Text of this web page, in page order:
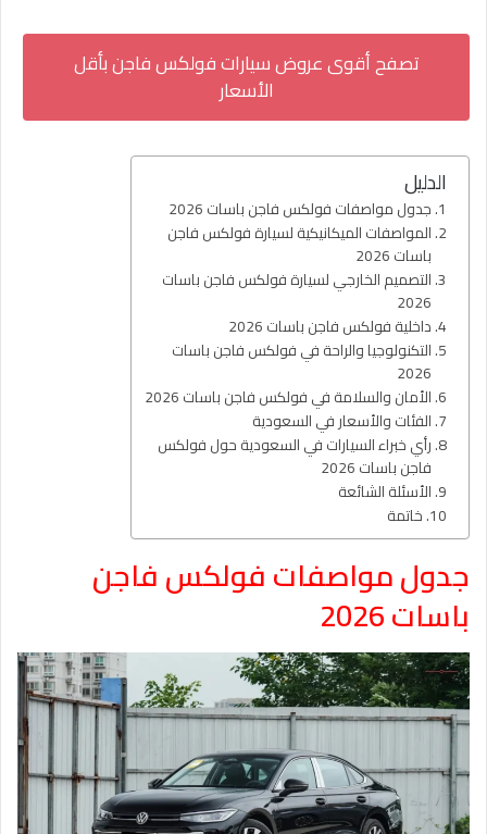
تصفح أقوى عروض سيارات فولكس فاجن بأقل
الأسعار
الدليل
جدول مواصفات فولكس فاجن باسات 2026
المواصفات الميكانيكية لسيارة فولكس فاجن
باسات 2026
التصميم الخارجي لسيارة فولكس فاجن باسات
2026
داخلية فولكس فاجن باسات 2026
التكنولوجيا والراحة في فولكس فاجن باسات
2026
الأمان والسلامة في فولكس فاجن باسات 2026
الفئات والأسعار في السعودية
رأي خبراء السيارات في السعودية حول فولكس
فاجن باسات 2026
الأسئلة الشائعة
خاتمة
جدول مواصفات فولكس فاجن
باسات 2026